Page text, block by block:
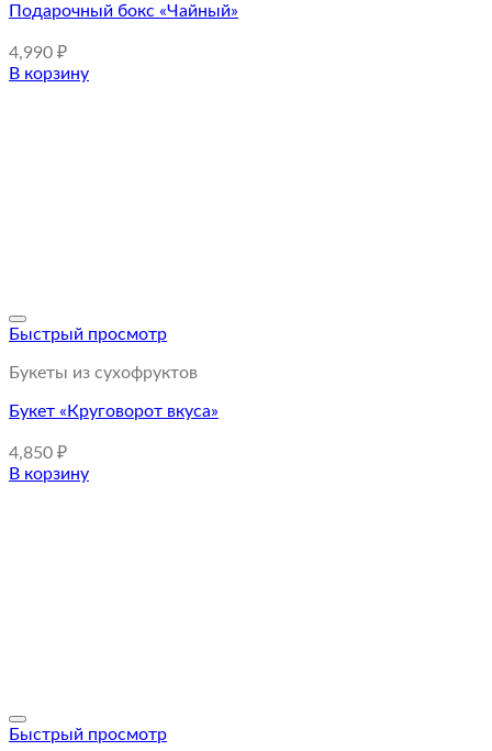
Подарочный бокс «Чайный»
4,990 ₽
В корзину
Быстрый просмотр
Букеты из сухофруктов
Букет «Круговорот вкуса»
4,850 ₽
В корзину
Быстрый просмотр